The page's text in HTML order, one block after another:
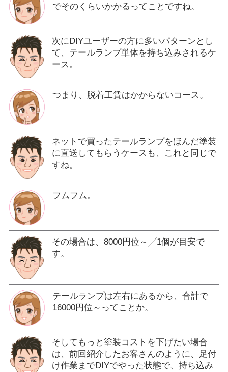
でそのくらいかかるってことですね。
次にDIYユーザーの方に多いパターンとし
て、テールランプ単体を持ち込みされるケ
ース。
つまり、脱着工賃はかからないコース。
ネットで買ったテールランプをほんだ塗装
に直送してもらうケースも、これと同じで
すね。
フムフム。
その場合は、8000円位～╱1個が目安で
す。
テールランプは左右にあるから、合計で
16000円位～ってことか。
そしてもっと塗装コストを下げたい場合
は、前回紹介したお客さんのように、足付
け作業までDIYでやった状態で、持ち込み